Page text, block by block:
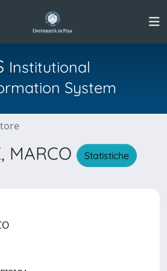
Institutional
System
MARCO Statistiche